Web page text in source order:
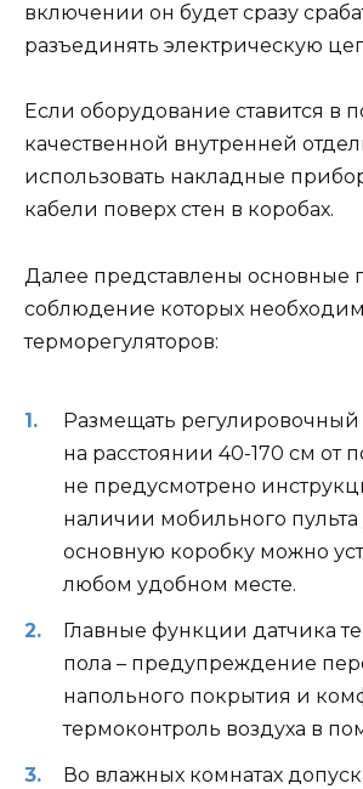
включении он будет сразу
разъединять электрическую
Если оборудование ставится в
качественной внутренней
использовать накладные
кабели поверх стен в коробах.
Далее представлены основные
соблюдение которых
терморегуляторов:
Размещать
на расстоянии 40-170 см от
не предусмотрено
наличии мобильного
основную коробку можно
любом удобном месте.
Главные функции датчика
пола – предупреждение
напольного покрытия и
термоконтроль воздуха в
Во влажных комнатах